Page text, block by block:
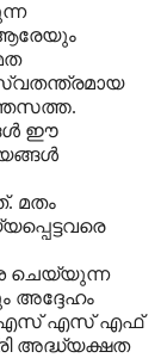
ആരേയും
ഈ
മതം
ചെയ്യുന്ന
അദ്ദേഹം
എസ് എസ് എഫ്
അദ്ധ്യക്ഷത